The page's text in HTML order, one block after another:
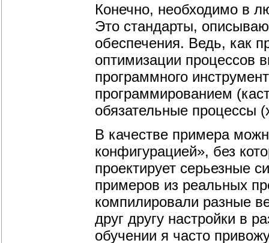
Конечно, необходимо в
Это стандарты,
обеспечения. Ведь, как
оптимизации процессов
программного
программированием
обязательные процессы
В качестве примера
конфигурацией», без
проектирует серьезные
примеров из реальных
компилировали разные
друг другу настройки в
обучении я часто